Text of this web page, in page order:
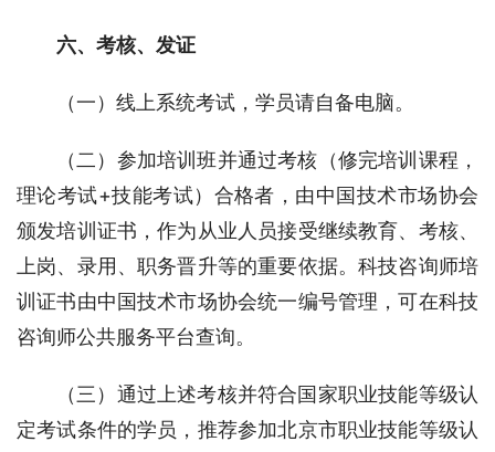
六、考核、发证
（一）线上系统考试，学员请自备电脑。
（二）参加培训班并通过考核（修完培训课程，
理论考试+技能考试）合格者，由中国技术市场协会
颁发培训证书，作为从业人员接受继续教育、考核、
上岗、录用、职务晋升等的重要依据。科技咨询师培
训证书由中国技术市场协会统一编号管理，可在科技
咨询师公共服务平台查询。
（三）通过上述考核并符合国家职业技能等级认
定考试条件的学员，推荐参加北京市职业技能等级认